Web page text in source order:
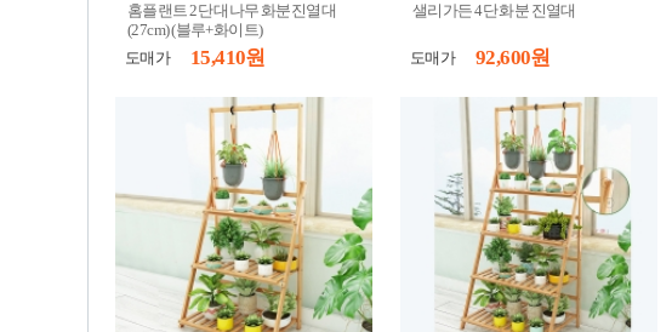
홈플랜트 2단 대나무 화분진열대
(27cm) (블루+화이트)
도매가
15,410 원
샐리가든 4단 화분 진열대
도매가 92,600 원